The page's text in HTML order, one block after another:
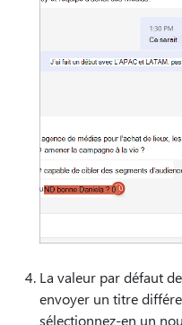
La valeur par défaut
envoyer un titre
sélectionnez-en un